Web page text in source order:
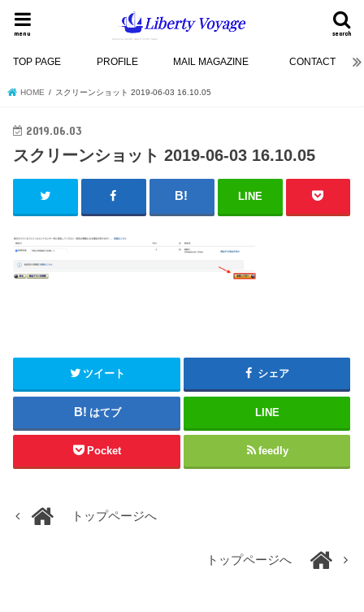
search
menu
TOP PAGE PROFILE MAIL MAGAZINE CONTACT
HOME スクリーンショット 2019-06-03 16.10.05
2019.06.03
スクリーンショット 2019-06-03 16.10.05
LINE
ツイート シェア
はてブ LINE
Pocket feedly
トップページへ
トップページへ